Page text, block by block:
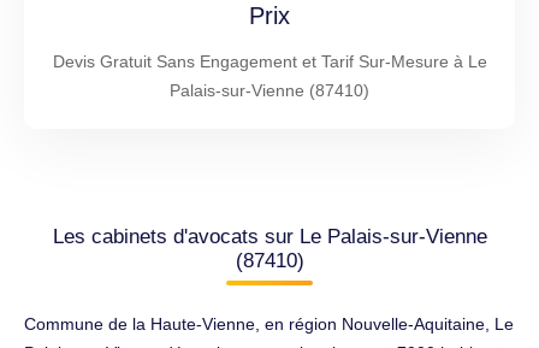
Prix
Devis Gratuit Sans Engagement et Tarif Sur-Mesure à Le
Palais-sur-Vienne (87410)
Les cabinets d'avocats sur Le Palais-sur-Vienne
(87410)
Commune de la Haute-Vienne, en région Nouvelle-Aquitaine, Le